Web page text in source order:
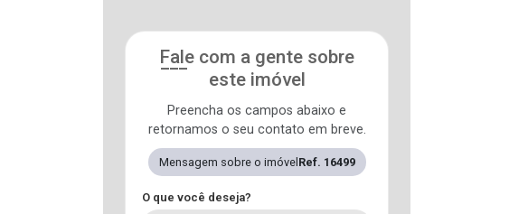
Fale com a gente sobre
este imóvel
Preencha os campos abaixo e
retornamos o seu contato em breve.
Mensagem sobre o imóvel Ref. 16499
O que você deseja?